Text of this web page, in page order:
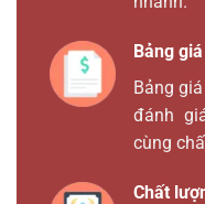
Bảng
Bảng
đánh
cùng
Chất